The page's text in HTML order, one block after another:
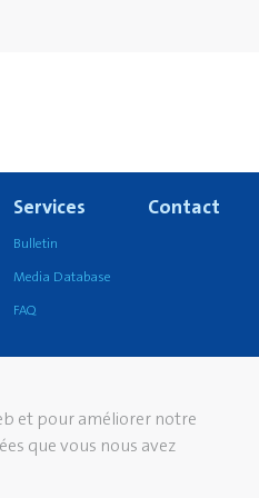
Services
Bulletin
Media Database
FAQ
Contact
et pour améliorer notre
que vous nous avez